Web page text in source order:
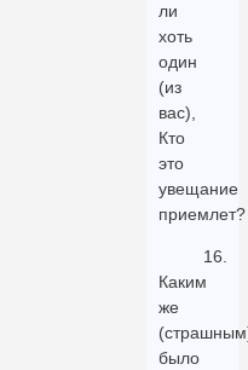
ли
хоть
один
(из
вас),
Кто
это
увещание
приемлет?
16.
Каким
же
было